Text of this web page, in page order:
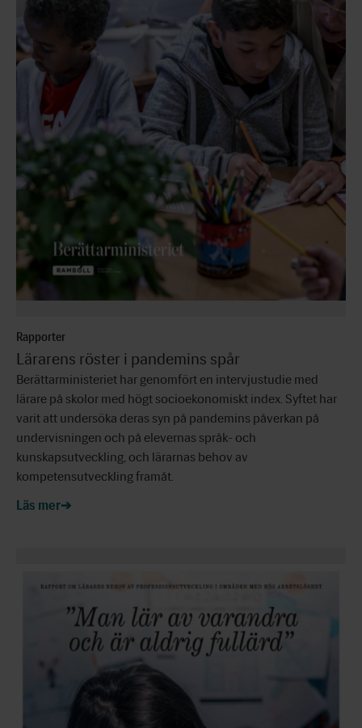
Rapporter
Lärarens röster i pandemins spår
Berättarministeriet har genomfört en intervjustudie med
lärare på skolor med högt socioekonomiskt index. Syftet har
varit att undersöka deras syn på pandemins påverkan på
undervisningen och på elevernas språk- och
kunskapsutveckling, och lärarnas behov av
kompetensutveckling framåt.
Läs mer